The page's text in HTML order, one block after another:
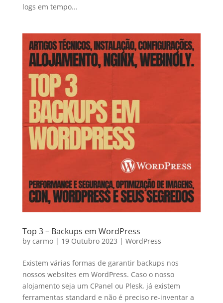
logs em tempo...
Top 3 – Backups em WordPress
by carmo| 19 Outubro 2023 | WordPress
Existem várias formas de garantir backups nos
nossos websites em WordPress. Caso o nosso
alojamento seja um CPanel ou Plesk, já existem
ferramentas standard e não é preciso re-inventar a